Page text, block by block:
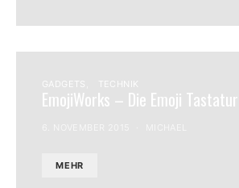
GADGETS TECHNIK
EmojiWorks – Die Emoji Tastatur
MEHR